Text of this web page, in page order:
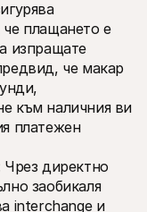
плащането е
изпращате
че макар
към наличния ви
платежен
Чрез директно
заобикаля
interchange и